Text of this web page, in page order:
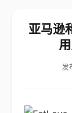
亚马逊
发